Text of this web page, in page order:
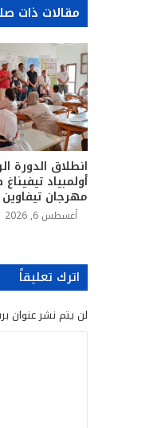
مقالات ذات
انطلاق الدورة
أولمبياد
مهرجان تيفاوين
أغسطس 6, 2026
اترك تعليقاً
لن يتم نشر عنوان